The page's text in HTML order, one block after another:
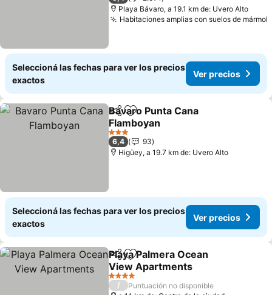
Playa Bávaro, a 19.1 km de: Uvero Alto
Habitaciones amplias con suelos de mármol
Seleccioná las fechas para ver los precios
exactos
Ver precios
CompartirAñadir a favoritos
Bavaro Punta Cana
Flamboyan
Ver precios
3 Estrellas
6,4
93
Higüey, a 19.7 km de: Uvero Alto
Seleccioná las fechas para ver los precios
exactos
Ver precios
CompartirAñadir a favoritos
Playa Palmera Ocean
View Apartments
Ver precios
4 Estrellas
/
Puntuación no disponible